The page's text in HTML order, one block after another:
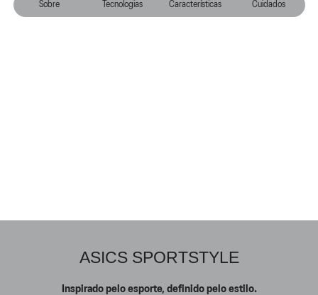
Sobre Tecnologias Características Cuidados
ASICS SPORTSTYLE
Inspirado pelo esporte, definido pelo estilo.